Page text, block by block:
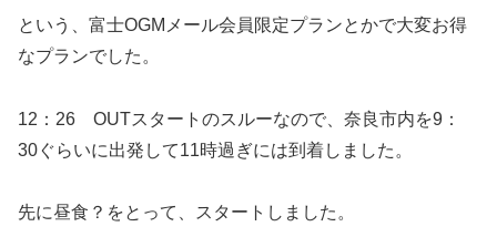
という、富士OGMメール会員限定プランとかで大変お得
なプランでした。
12：26 OUTスタートのスルーなので、奈良市内を9：
30ぐらいに出発して11時過ぎには到着しました。
先に昼食？をとって、スタートしました。